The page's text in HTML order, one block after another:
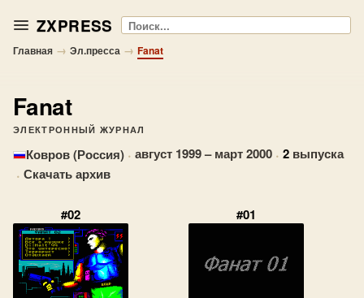
ZXPRESS Поиск
Главная → Эл.пресса → Fanat
Fanat
ЭЛЕКТРОННЫЙ ЖУРНАЛ
Ковров (Россия) · август 1999 – март 2000 · 2 выпуска
· Скачать архив
#02 #01